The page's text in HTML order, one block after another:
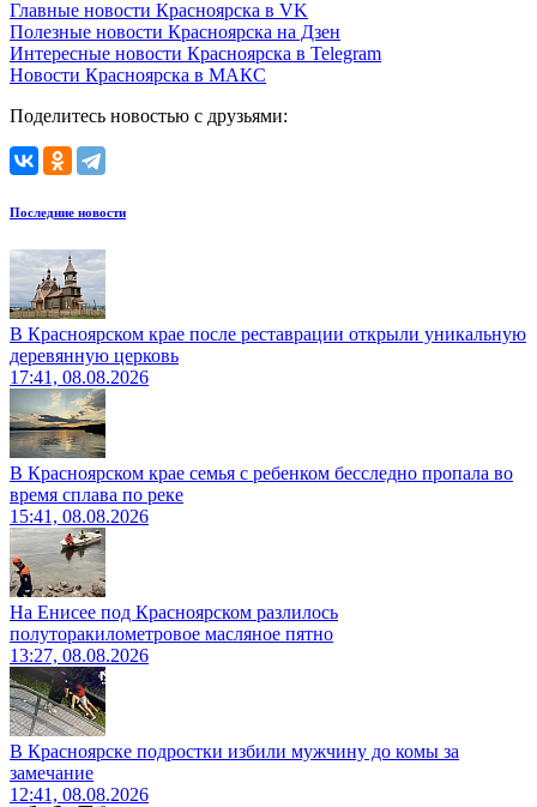
Главные новости Красноярска в VK
Полезные новости Красноярска на Дзен
Интересные новости Красноярска в Telegram
Новости Красноярска в МАКС
Поделитесь новостью с друзьями:
Последние новости
В Красноярском крае после реставрации открыли уникальную
деревянную церковь
17:41, 08.08.2026
В Красноярском крае семья с ребенком бесследно пропала во
время сплава по реке
15:41, 08.08.2026
На Енисее под Красноярском разлилось
полуторакилометровое масляное пятно
13:27, 08.08.2026
В Красноярске подростки избили мужчину до комы за
замечание
12:41, 08.08.2026